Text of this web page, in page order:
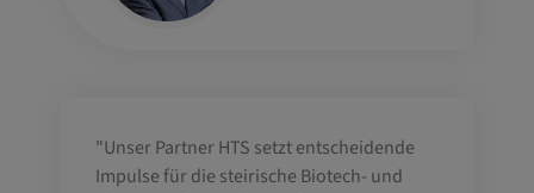
"Unser Partner HTS setzt entscheidende
Impulse für die steirische Biotech- und